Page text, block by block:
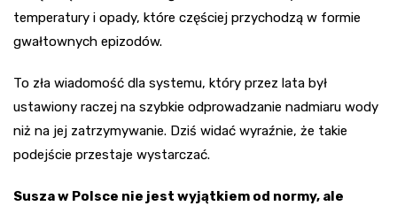
temperatury i opady, które częściej przychodzą w formie
gwałtownych epizodów.
To zła wiadomość dla systemu, który przez lata był
ustawiony raczej na szybkie odprowadzanie nadmiaru wody
niż na jej zatrzymywanie. Dziś widać wyraźnie, że takie
podejście przestaje wystarczać.
Susza w Polsce nie jest wyjątkiem od normy, ale